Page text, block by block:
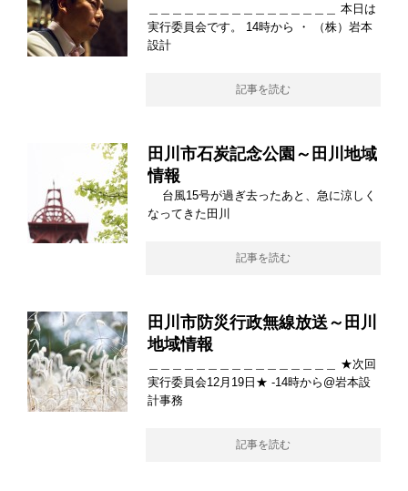
＿＿＿＿＿＿＿＿＿＿＿＿＿＿＿＿ 本日は
実行委員会です。 14時から ・ （株）岩本
設計
記事を読む
田川市石炭記念公園～田川地域
情報
台風15号が過ぎ去ったあと、急に涼しく
なってきた田川
記事を読む
田川市防災行政無線放送～田川
地域情報
＿＿＿＿＿＿＿＿＿＿＿＿＿＿＿＿ ★次回
実行委員会12月19日★ -14時から@岩本設
計事務
記事を読む